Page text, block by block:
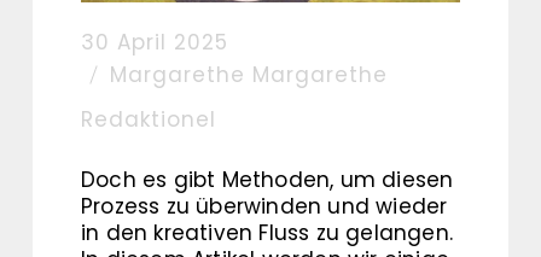
30 April 2025
Margarethe Margarethe
Redaktionel
Doch es gibt Methoden, um diesen
Prozess zu überwinden und wieder
in den kreativen Fluss zu gelangen.